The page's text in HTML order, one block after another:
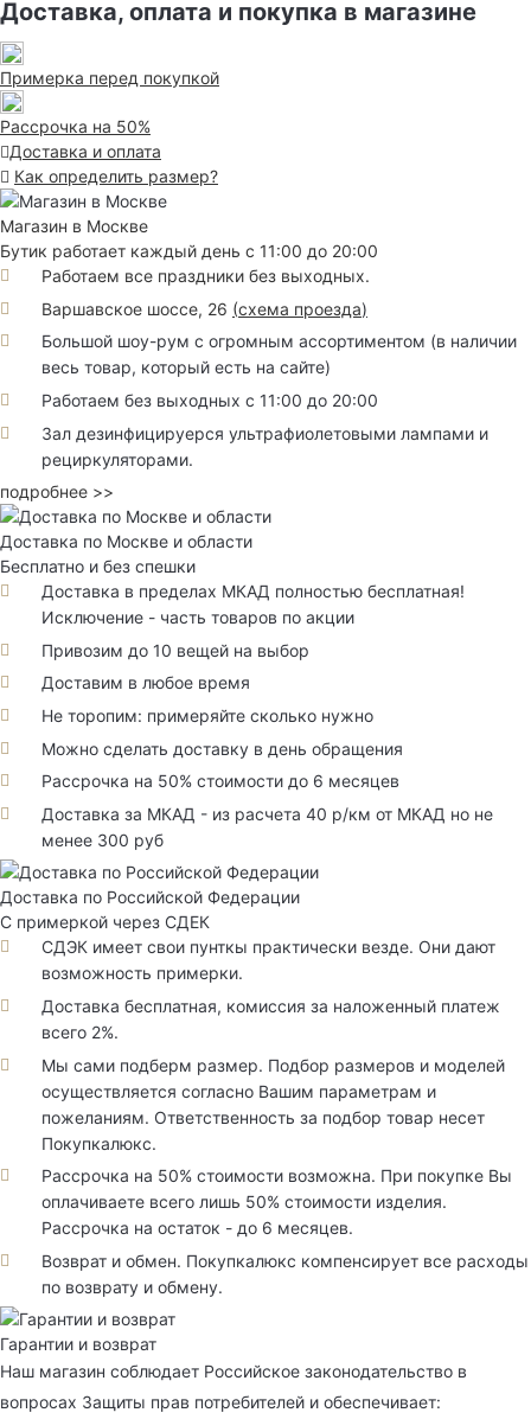
Доставка, оплата и покупка в магазине
Примерка перед покупкой
Рассрочка на 50%
Доставка и оплата
Как определить размер?
Магазин в Москве
Бутик работает каждый день с 11:00 до 20:00
Работаем все праздники без выходных.
Варшавское шоссе, 26 (схема проезда)
Большой шоу-рум с огромным ассортиментом (в наличии
весь товар, который есть на сайте)
Работаем без выходных с 11:00 до 20:00
Зал дезинфицируерся ультрафиолетовыми лампами и
рециркуляторами.
подробнее >>
Доставка по Москве и области
Бесплатно и без спешки
Доставка в пределах МКАД полностью бесплатная!
Исключение - часть товаров по акции
Привозим до 10 вещей на выбор
Доставим в любое время
Не торопим: примеряйте сколько нужно
Можно сделать доставку в день обращения
Рассрочка на 50% стоимости до 6 месяцев
Доставка за МКАД - из расчета 40 р/км от МКАД но не
менее 300 руб
Доставка по Российской Федерации
С примеркой через СДЕК
СДЭК имеет свои пунткы практически везде. Они дают
возможность примерки.
Доставка бесплатная, комиссия за наложенный платеж
всего 2%.
Мы сами подберм размер. Подбор размеров и моделей
осуществляется согласно Вашим параметрам и
пожеланиям. Ответственность за подбор товар несет
Покупкалюкс.
Рассрочка на 50% стоимости возможна. При покупке Вы
оплачиваете всего лишь 50% стоимости изделия.
Рассрочка на остаток - до 6 месяцев.
Возврат и обмен. Покупкалюкс компенсирует все расходы
по возврату и обмену.
Гарантии и возврат
Наш магазин соблюдает Российское законодательство в
вопросах Защиты прав потребителей и обеспечивает: